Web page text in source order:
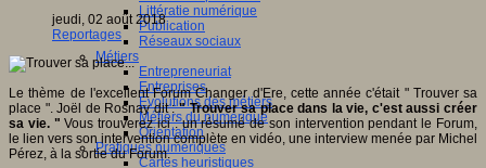
Littératie numérique
Publication
Réseaux sociaux
Métiers
Entrepreneuriat
Entreprises
Evolutions des métiers
Métiers du numérique
Orientation
Pratiques numériques
Cartes heuristiques
jeudi, 02 août 2018
Reportages
Le thème de l'excellent Forum Changer d'Ere, cette année c'était " Trouver sa
place ". Joël de Rosnay dit :" Trouver sa place dans la vie, c'est aussi créer
sa vie. "Vous trouverez ici : un résumé de son intervention pendant le Forum,
le lien vers son intervention complète en vidéo, une interview menée par Michel
Pérez, à la sortie du Forum.